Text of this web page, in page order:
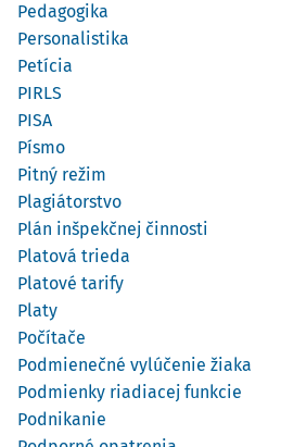
Pedagogika
Personalistika
Petícia
PIRLS
PISA
Písmo
Pitný režim
Plagiátorstvo
Plán inšpekčnej činnosti
Platová trieda
Platové tarify
Platy
Počítače
Podmienečné vylúčenie žiaka
Podmienky riadiacej funkcie
Podnikanie